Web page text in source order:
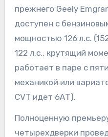
прежнего Geely
доступен с
мощностью 126 л.с.
122 л.с., крутящий
работает в паре с
механикой или
CVT идет 6АТ).
Полноценную
четырехдверки